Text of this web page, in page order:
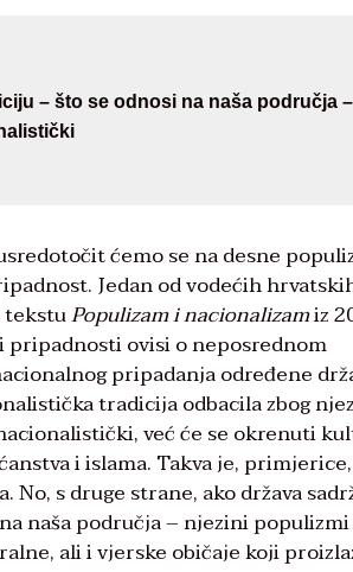
– što se odnosi na naša područja –
ćemo se na desne
Jedan od vodećih
tekstuPopulizam i nacionalizamiz
pripadnosti ovisi o neposrednom
pripadanja određene
tradicija odbacila zbog
već će se okrenuti
i islama. Takva je, primjerice,
s druge strane, ako država
naša područja – njezini populizmi
ali i vjerske običaje koji